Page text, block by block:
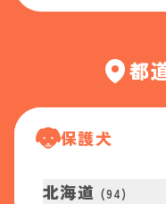
都
保護犬
北海道 (94)